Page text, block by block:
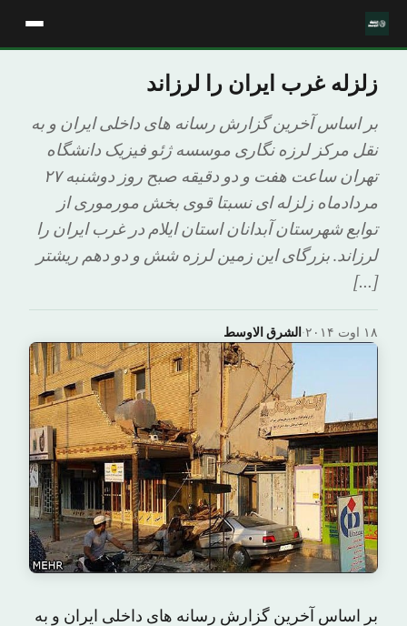
زلزله غرب ایران را لرزاند
بر اساس آخرین گزارش رسانه های داخلی ایران و به
نقل مرکز لرزه نگاری موسسه ژئو فیزیک دانشگاه
تهران ساعت هفت و دو دقیقه صبح روز دوشنبه ۲۷
مردادماه زلزله ای نسبتا قوی بخش مورموری از
توابع شهرستان آبدانان استان ایلام در غرب ایران را
لرزاند. بزرگای این زمین لرزه شش و دو دهم ریشتر
[…]
الشرق الاوسط· ۱۸ اوت ۲۰۱۴
بر اساس آخرین گزارش رسانه های داخلی ایران و به